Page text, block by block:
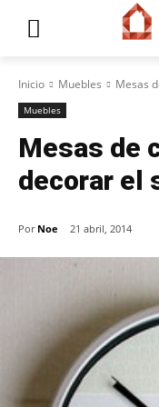
Inicio Muebles Mesas
Muebles
Mesas de
decorar el
Por Noe 21 abril, 2014